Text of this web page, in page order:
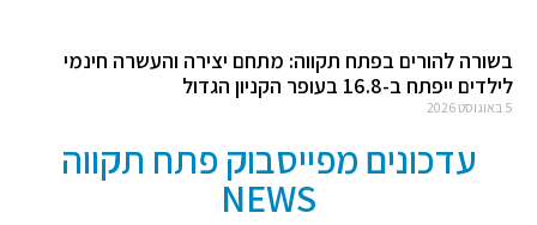
בשורה להורים בפתח תקווה: מתחם יצירה והעשרה חינמי
לילדים ייפתח ב-16.8 בעופר הקניון הגדול
5 באוגוסט 2026
עדכונים מפייסבוק פתח תקווה
NEWS